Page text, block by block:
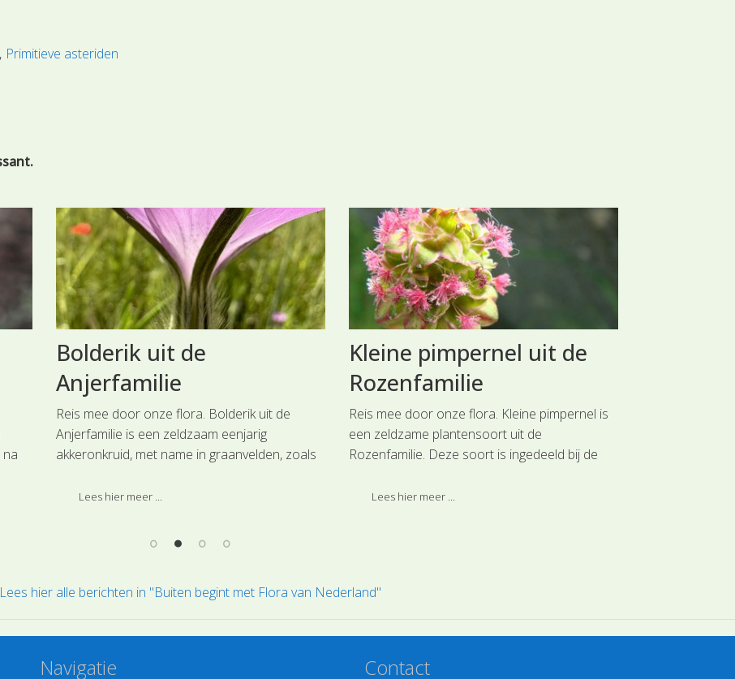
Primitieve asteriden
Bolderik uit de
Anjerfamilie
Reis mee door onze flora. Bolderik uit de
Anjerfamilie is een zeldzaam eenjarig
akkeronkruid, met name in graanvelden, zoals
hoofdgroep Anjerachtigen.
Lees hier meer ...
Kleine pimpernel uit de
Rozenfamilie
Reis mee door onze flora. Kleine pimpernel is
een zeldzame plantensoort uit de
Rozenfamilie. Deze soort is ingedeeld bij de
Lees hier meer ...
Lees hier alle berichten in "Buiten begint met Flora van Nederland"
Navigatie Contact